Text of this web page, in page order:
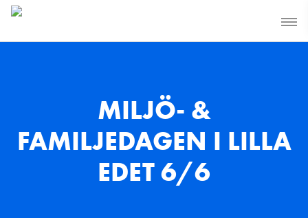
MILJÖ- &
FAMILJEDAGEN I LILLA
EDET 6/6